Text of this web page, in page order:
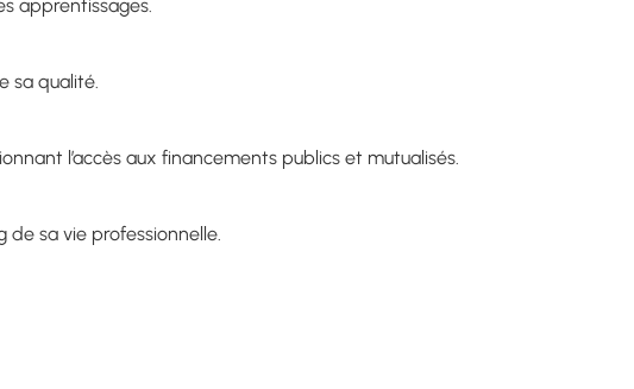
apprentissages.
sa qualité.
l’accès aux financements publics et mutualisés.
sa vie professionnelle.